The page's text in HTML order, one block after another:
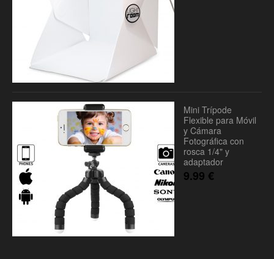
Mini Trípode
Flexible para Móvil
y Cámara
Fotográfica con
rosca 1/4" y
adaptador
9.99 €